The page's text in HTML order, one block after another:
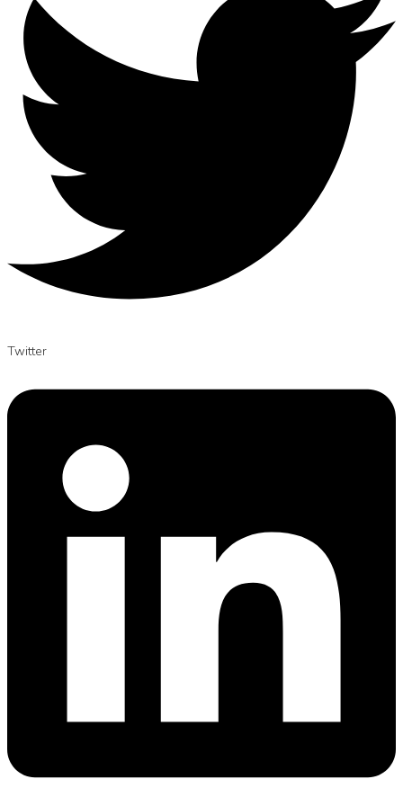
Twitter